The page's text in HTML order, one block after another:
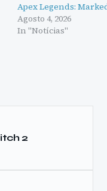
Apex Legends:
Agosto 4, 2026
In "Notícias"
2